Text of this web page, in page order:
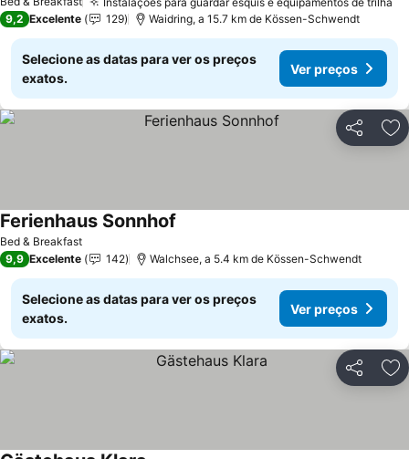
9,2 Excelente 129 Waidring, a 15.7 km de Kössen-Schwendt
Selecione as datas para ver os preços
exatos.
Ver preços
Partilhar
Bed & Breakfast
Ferienhaus Sonnhof
9,9 Excelente 142 Walchsee, a 5.4 km de Kössen-Schwendt
Selecione as datas para ver os preços
exatos.
Ver preços
Partilhar